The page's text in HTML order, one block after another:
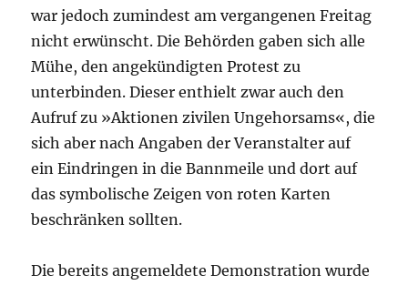
war jedoch zumindest am vergangenen Freitag
nicht erwünscht. Die Behörden gaben sich alle
Mühe, den angekündigten Protest zu
unterbinden. Dieser enthielt zwar auch den
Aufruf zu »Aktionen zivilen Ungehorsams«, die
sich aber nach Angaben der Veranstalter auf
ein Eindringen in die Bannmeile und dort auf
das symbolische Zeigen von roten Karten
beschränken sollten.
Die bereits angemeldete Demonstration wurde